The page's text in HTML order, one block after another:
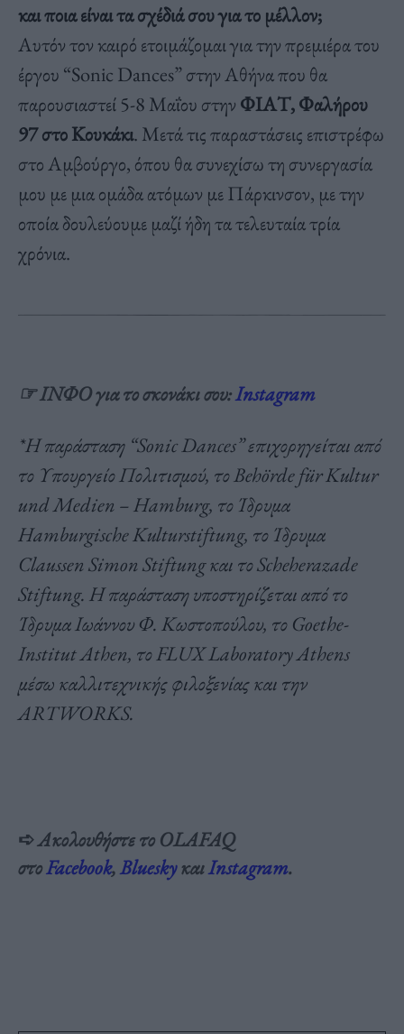
και ποια είναι τα σχέδιά σου για το μέλλον;
Αυτόν τον καιρό ετοιμάζομαι για την πρεμιέρα του
έργου “Sonic Dances” στην Αθήνα που θα
παρουσιαστεί 5-8 Μαΐου στην ΦΙΑΤ, Φαλήρου
97 στο Κουκάκι. Μετά τις παραστάσεις επιστρέφω
στο Αμβούργο, όπου θα συνεχίσω τη συνεργασία
μου με μια ομάδα ατόμων με Πάρκινσον, με την
οποία δουλεύουμε μαζί ήδη τα τελευταία τρία
χρόνια.
☞︎ ΙΝΦΟ για το σκονάκι σου:Instagram
*Η παράσταση “Sonic Dances” επιχορηγείται από
το Υπουργείο Πολιτισμού, το Behörde für Kultur
und Medien – Hamburg, το Ίδρυμα
Hamburgische Kulturstiftung, το Ίδρυμα
Claussen Simon Stiftung και το Scheherazade
Stiftung. Η παράσταση υποστηρίζεται από το
Ίδρυμα Ιωάννου Φ. Κωστοπούλου, το Goethe-
Institut Athen, το FLUX Laboratory Athens
μέσω καλλιτεχνικής φιλοξενίας και την
ARTWORKS.
➪Ακολουθήστε το OLAFAQ
στοFacebook,BlueskyκαιInstagram.